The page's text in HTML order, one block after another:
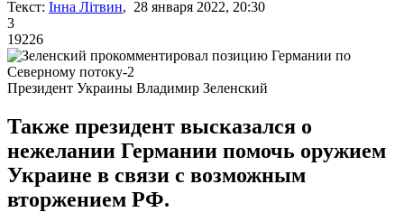
Текст: Інна Літвин, 28 января 2022, 20:30
3
19226
Президент Украины Владимир Зеленский
Также президент высказался о
нежелании Германии помочь оружием
Украине в связи с возможным
вторжением РФ.